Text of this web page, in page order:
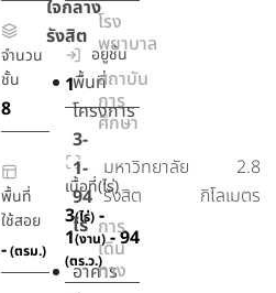
จำนวน
ชั้น
8
อยู่ชั้น
1
พื้นที่
ใช้สอย
-(ตรม.)
เนื้อที่(ไร่)
3(ไร่) -
1(งาน)- 94
(ตร.ว.)
ใจกลาง
รังสิต
พื้นที่
โครงการ
3-
1-
94
ไร่
อาคาร
โรง
พยาบาล
สถาบัน
การ
ศึกษา
มหาวิทยาลัย
รังสิต
2.8
กิโลเมตร
การ
เดิน
ทาง